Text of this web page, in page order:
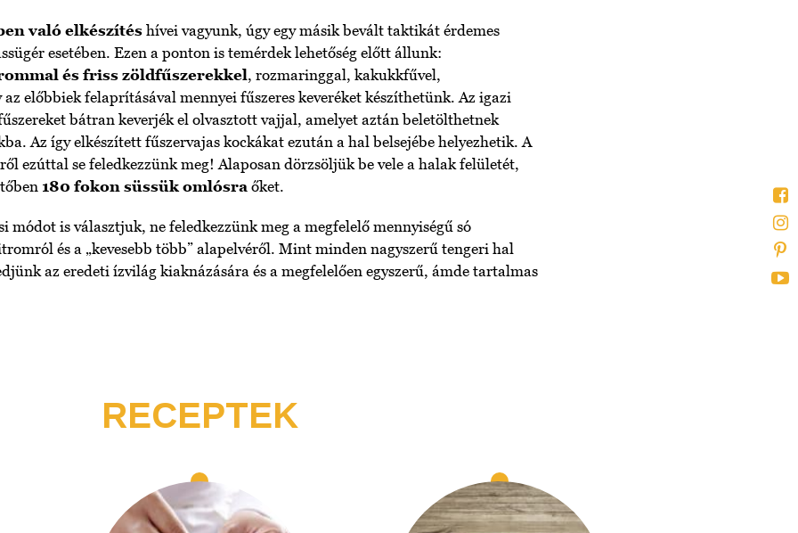
való elkészítés hívei vagyunk, úgy egy másik bevált taktikát érdemes
esetében. Ezen a ponton is temérdek lehetőség előtt állunk:
és friss zöldfűszerekkel, rozmaringgal, kakukkfűvel,
előbbiek felaprításával mennyei fűszeres keveréket készíthetünk. Az igazi
bátran keverjék el olvasztott vajjal, amelyet aztán beletölthetnek
Az így elkészített fűszervajas kockákat ezután a hal belsejébe helyezhetik. A
ezúttal se feledkezzünk meg! Alaposan dörzsöljük be vele a halak felületét,
180 fokon süssük omlósra őket.
módot is választjuk, ne feledkezzünk meg a megfelelő mennyiségű só
és a „kevesebb több” alapelvéről. Mint minden nagyszerű tengeri hal
az eredeti ízvilág kiaknázására és a megfelelően egyszerű, ámde tartalmas
RECEPTEK